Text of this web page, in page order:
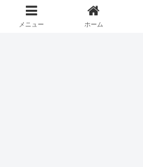
メニュー ホーム